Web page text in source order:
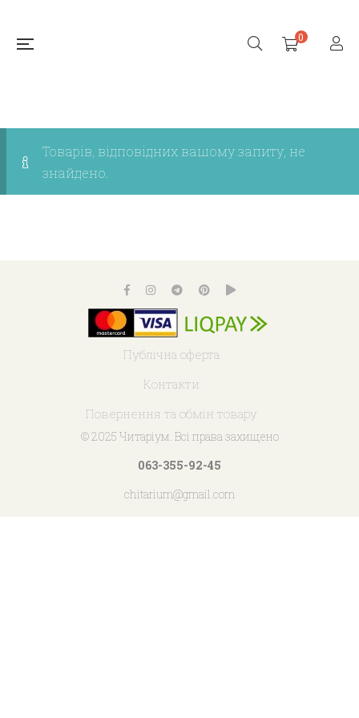
0
Товарів, відповідних вашому запиту, не
знайдено.
Публічна оферта
Контакти
Повернення та обмін товару
© 2025 Читаріум. Всі права захищено
063-355-92-45
chitarium@gmail.com